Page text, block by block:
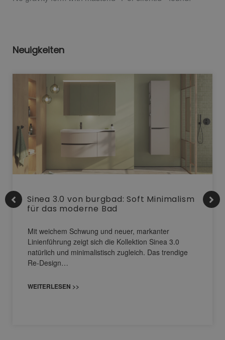
Neuigkeiten
Sinea 3.0 von burgbad: Soft Minimalism
für das moderne Bad
Mit weichem Schwung und neuer, markanter
Linienführung zeigt sich die Kollektion Sinea 3.0
natürlich und minimalistisch zugleich. Das trendige
Re-Design…
WEITERLESEN >>